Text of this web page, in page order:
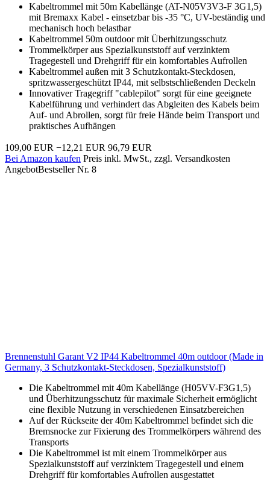
Kabeltrommel mit 50m Kabellänge (AT-N05V3V3-F 3G1,5)
mit Bremaxx Kabel - einsetzbar bis -35 °C, UV-beständig und
mechanisch hoch belastbar
Kabeltrommel 50m outdoor mit Überhitzungsschutz
Trommelkörper aus Spezialkunststoff auf verzinktem
Tragegestell und Drehgriff für ein komfortables Aufrollen
Kabeltrommel außen mit 3 Schutzkontakt-Steckdosen,
spritzwassergeschützt IP44, mit selbstschließenden Deckeln
Innovativer Tragegriff "cablepilot" sorgt für eine geeignete
Kabelführung und verhindert das Abgleiten des Kabels beim
Auf- und Abrollen, sorgt für freie Hände beim Transport und
praktisches Aufhängen
109,00 EUR −12,21 EUR 96,79 EUR
Bei Amazon kaufen Preis inkl. MwSt., zzgl. Versandkosten
AngebotBestseller Nr. 8
Brennenstuhl Garant V2 IP44 Kabeltrommel 40m outdoor (Made in
Germany, 3 Schutzkontakt-Steckdosen, Spezialkunststoff)
Die Kabeltrommel mit 40m Kabellänge (H05VV-F3G1,5)
und Überhitzungsschutz für maximale Sicherheit ermöglicht
eine flexible Nutzung in verschiedenen Einsatzbereichen
Auf der Rückseite der 40m Kabeltrommel befindet sich die
Bremsnocke zur Fixierung des Trommelkörpers während des
Transports
Die Kabeltrommel ist mit einem Trommelkörper aus
Spezialkunststoff auf verzinktem Tragegestell und einem
Drehgriff für komfortables Aufrollen ausgestattet